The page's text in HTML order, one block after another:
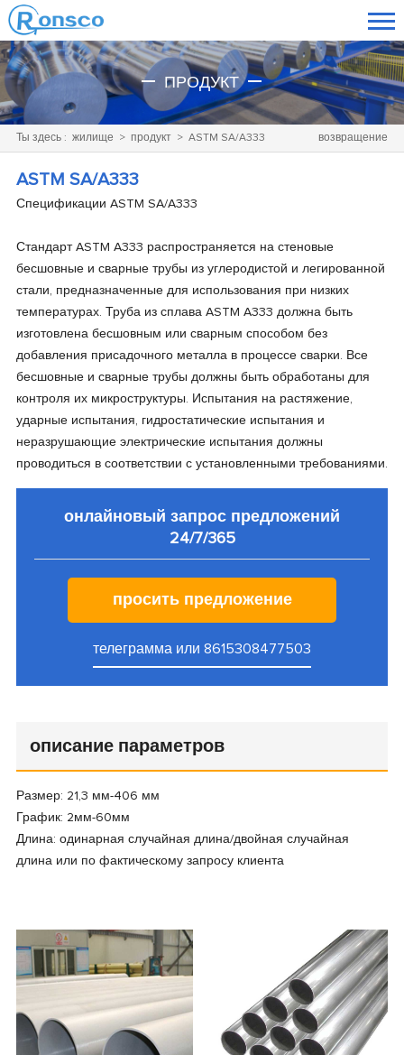
ПРОДУКТ
возвращение
Ты здесь : жилище > продукт> ASTM SA/A333
ASTM SA/A333
Спецификации ASTM SA/A333
СтандартASTM A333 распространяется на стеновые
бесшовные и сварные трубы из углеродистой и легированной
стали, предназначенные для использования при низких
температурах. Труба из сплава ASTM A333 должна быть
изготовлена бесшовным или сварным способом без
добавления присадочного металла в процессе сварки. Все
бесшовные и сварные трубы должны быть обработаны для
контроля их микроструктуры. Испытания на растяжение,
ударные испытания, гидростатические испытания и
неразрушающие электрические испытания должны
проводиться в соответствии с установленными требованиями.
онлайновый запрос предложений
24/7/365
просить предложение
телеграмма или 8615308477503
описание параметров
Размер: 21,3 мм-406 мм
График: 2мм-60мм
Длина: одинарная случайная длина/двойная случайная
длина или по фактическому запросу клиента